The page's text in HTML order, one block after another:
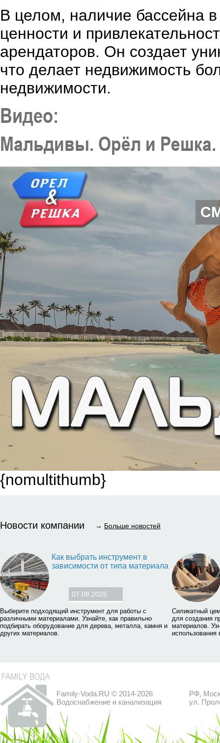
В целом, наличие бассейна
ценности и
арендаторов. Он создает
что делает недвижимость
недвижимости.
Видео:
Мальдивы. Орёл и Решка.
{nomultithumb}
Новости компании → Больше новостей
Как выбрать инструмент в
зависимости от типа материала
07.08.2026
Выберите подходящий инструмент для работы с
различными материалами. Узнайте, как правильно
подбирать оборудование для дерева, металла, камня и
других материалов.
Силикатный
для создания
материалов.
Family-Voda.RU © 2014-2026
Водоснабжение и канализация
РФ,
ул.